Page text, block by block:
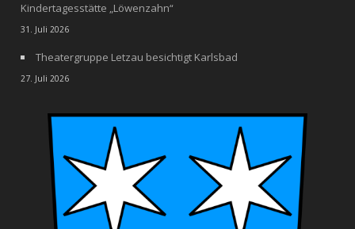
Kindertagesstätte „Löwenzahn“
31. Juli 2026
Theatergruppe Letzau besichtigt Karlsbad
27. Juli 2026